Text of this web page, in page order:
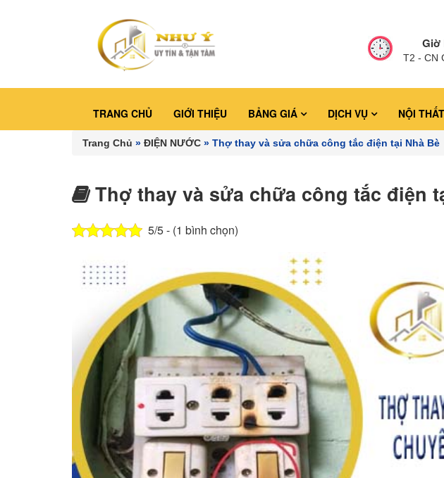
Giờ
T2 - CN
TRANG CHỦ GIỚI THIỆU BẢNG GIÁ DỊCH VỤ NỘI THẤT
Trang Chủ » ĐIỆN NƯỚC » Thợ thay và sửa chữa công tắc điện tại Nhà Bè
Thợ thay và sửa chữa công tắc điện
5/5 - (1 bình chọn)